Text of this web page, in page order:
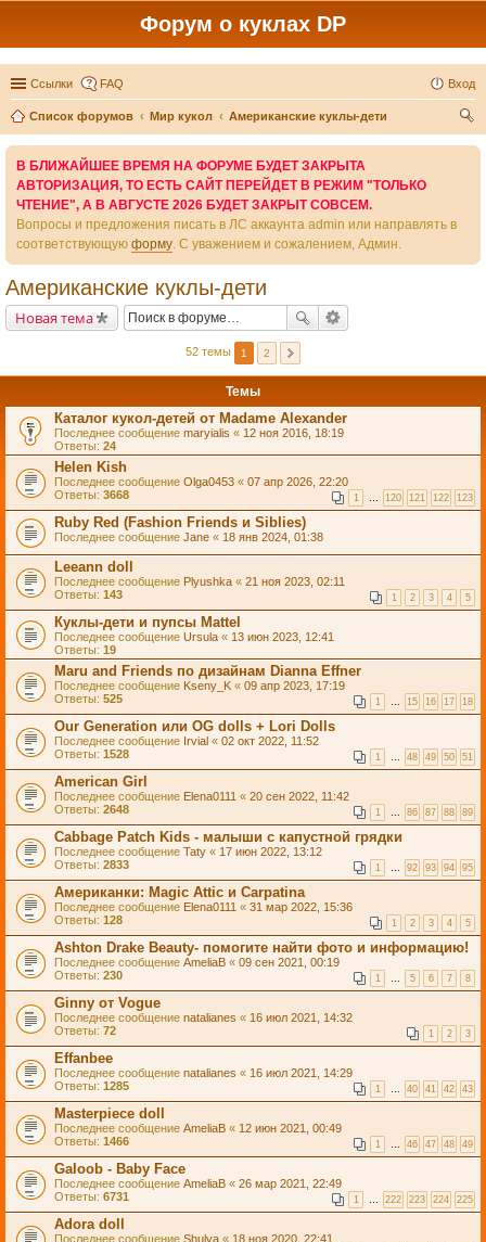
Форум о куклах DP
Ссылки FAQ Вход
Список форумов Мир кукол
Американские куклы-дети
В БЛИЖАЙШЕЕ ВРЕМЯ НА ФОРУМЕ БУДЕТ ЗАКРЫТА
АВТОРИЗАЦИЯ, ТО ЕСТЬ САЙТ ПЕРЕЙДЕТ В РЕЖИМ "ТОЛЬКО
ЧТЕНИЕ", А В АВГУСТЕ 2026 БУДЕТ ЗАКРЫТ СОВСЕМ.
Вопросы и предложения писать в ЛС аккаунта admin или направлять в
соответствующую форму. С уважением и сожалением, Админ.
Американские куклы-дети
Новая тема
52 темы 1 2
Темы
Каталог кукол-детей от Madame Alexander
Последнее сообщение maryialis « 12 ноя 2016, 18:19
Ответы: 24
Helen Kish
Последнее сообщение Olga0453 « 07 апр 2026, 22:20
Ответы: 3668 1 … 120 121 122 123
Ruby Red (Fashion Friends и Siblies)
Последнее сообщение Jane « 18 янв 2024, 01:38
Leeann doll
Последнее сообщение Plyushka « 21 ноя 2023, 02:11
Ответы: 143 1 2 3 4 5
Куклы-дети и пупсы Mattel
Последнее сообщение Ursula « 13 июн 2023, 12:41
Ответы: 19
Maru and Friends по дизайнам Dianna Effner
Последнее сообщение Kseny_K « 09 апр 2023, 17:19
Ответы: 525 1 … 15 16 17 18
Our Generation или OG dolls + Lori Dolls
Последнее сообщение Irvial « 02 окт 2022, 11:52
Ответы: 1528 1 … 48 49 50 51
American Girl
Последнее сообщение Elena0111 « 20 сен 2022, 11:42
Ответы: 2648 1 … 86 87 88 89
Cabbage Patch Kids - малыши с капустной грядки
Последнее сообщение Taty « 17 июн 2022, 13:12
Ответы: 2833 1 … 92 93 94 95
Американки: Magic Attic и Carpatina
Последнее сообщение Elena0111 « 31 мар 2022, 15:36
Ответы: 128 1 2 3 4 5
Ashton Drake Beauty- помогите найти фото и информацию!
Последнее сообщение AmeliaB « 09 сен 2021, 00:19
Ответы: 230 1 … 5 6 7 8
Ginny от Vogue
Последнее сообщение natalianes « 16 июл 2021, 14:32
Ответы: 72 1 2 3
Effanbee
Последнее сообщение natalianes « 16 июл 2021, 14:29
Ответы: 1285 1 … 40 41 42 43
Masterpiece doll
Последнее сообщение AmeliaB « 12 июн 2021, 00:49
Ответы: 1466 1 … 46 47 48 49
Galoob - Baby Face
Последнее сообщение AmeliaB « 26 мар 2021, 22:49
Ответы: 6731 1 … 222 223 224 225
Adora doll
Последнее сообщение Shulya « 18 ноя 2020, 22:41